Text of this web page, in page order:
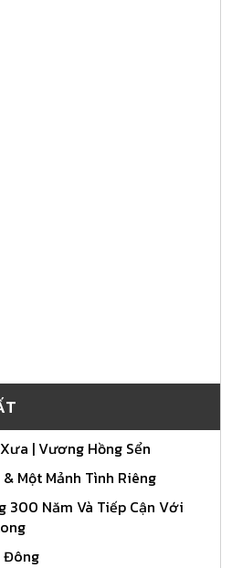
| Vương Hồng Sển
Một Mảnh Tình Riêng
300 Năm Và Tiếp Cận Với
Đông